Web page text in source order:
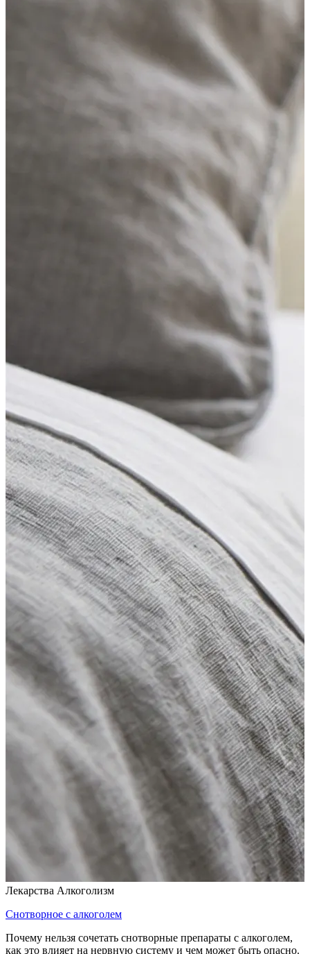
Лекарства Алкоголизм
Снотворное с алкоголем
Почему нельзя сочетать снотворные препараты с алкоголем,
как это влияет на нервную систему и чем может быть опасно.